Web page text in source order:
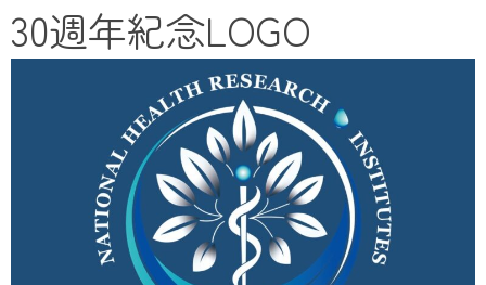
30週年紀念LOGO